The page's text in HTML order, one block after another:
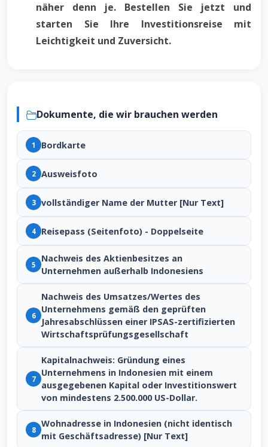
näher denn je. Bestellen Sie jetzt und
starten Sie Ihre Investitionsreise mit
Leichtigkeit und Zuversicht.
Dokumente, die wir brauchen werden
1 Bordkarte
2 Ausweisfoto
3 vollständiger Name der Mutter [Nur Text]
4 Reisepass (Seitenfoto) - Doppelseite
5
Nachweis des Aktienbesitzes an
Unternehmen außerhalb Indonesiens
6
Nachweis des Umsatzes/Wertes des
Unternehmens gemäß den geprüften
Jahresabschlüssen einer IPSAS-zertifizierten
Wirtschaftsprüfungsgesellschaft
7
Kapitalnachweis: Gründung eines
Unternehmens in Indonesien mit einem
ausgegebenen Kapital oder Investitionswert
von mindestens 2.500.000 US-Dollar.
8
Wohnadresse in Indonesien (nicht identisch
mit Geschäftsadresse) [Nur Text]